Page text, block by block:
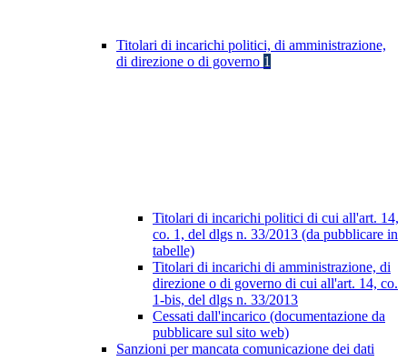
Titolari di incarichi politici, di amministrazione,
di direzione o di governo 1
Titolari di incarichi politici di cui all'art. 14,
co. 1, del dlgs n. 33/2013 (da pubblicare in
tabelle)
Titolari di incarichi di amministrazione, di
direzione o di governo di cui all'art. 14, co.
1-bis, del dlgs n. 33/2013
Cessati dall'incarico (documentazione da
pubblicare sul sito web)
Sanzioni per mancata comunicazione dei dati